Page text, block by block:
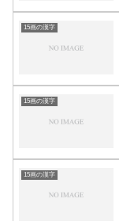
15画の漢字
15画の漢字
15画の漢字